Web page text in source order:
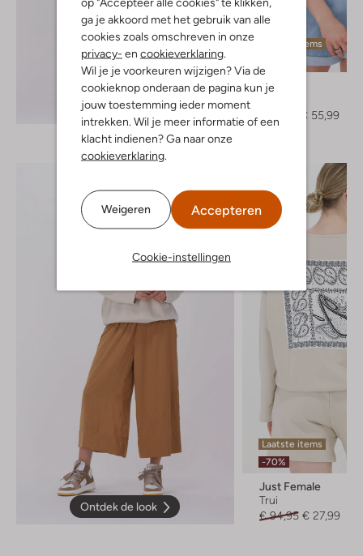
ga je akkoord met het gebruik van alle
cookies zoals omschreven in onze
privacy- en cookieverklaring
Wil je je voorkeuren wijzigen? Via de
cookieknop onderaan de pagina kun je
jouw toestemming ieder moment
intrekken. Wil je meer informatie of een
klacht indienen? Ga naar onze
cookieverklaring
Weigeren Accepteren
Cookie-instellingen
Ontdek de look
Laatste items
Minus
€ 55,99
Ontdek de look
Laatste items
-70%
Just Female
Trui
€ 94,95 € 27,99